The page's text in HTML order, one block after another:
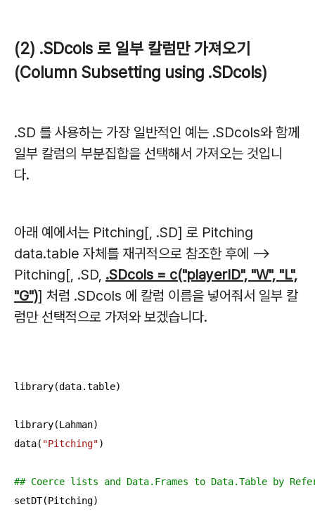
(2) .SDcols 로 일부 칼럼만 가져오기
(Column Subsetting using .SDcols)
.SD 를 사용하는 가장 일반적인 예는 .SDcols와 함께
일부 칼럼의 부분집합을 선택해서 가져오는 것입니
다.
아래 예에서는 Pitching[, .SD] 로 Pitching
data.table 자체를 재귀적으로 참조한 후에 -->
Pitching[, .SD, .SDcols = c("playerID", "W", "L",
"G")] 처럼 .SDcols 에 칼럼 이름을 넣어줘서 일부 칼
럼만 선택적으로 가져와 보겠습니다.
library(data.table)
library(Lahman)
data( "Pitching")
## Coerce lists and Data.Frames to Data.Table by
setDT(Pitching)